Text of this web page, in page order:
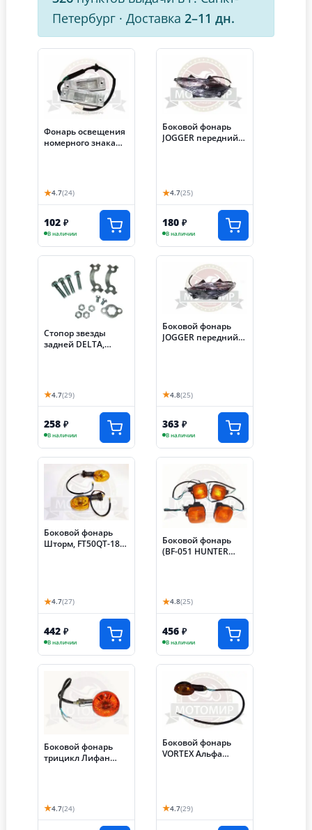
Петербург · Доставка 2–11 дн.
Фонарь освещения
номерного знака
★4.7(24)
102 ₽
В наличии
Боковой фонарь
JOGGER передний
★4.7(25)
180 ₽
В наличии
Стопор звезды
задней DELTA,
звезды ведущ.)
★4.7(29)
258 ₽
В наличии
Боковой фонарь
JOGGER передний
★4.8(25)
363 ₽
В наличии
Боковой фонарь
Шторм, FT50QT-18
★4.7(27)
442 ₽
В наличии
Боковой фонарь
(BF-051 HUNTER
★4.8(25)
456 ₽
В наличии
Боковой фонарь
трицикл Лифан
★4.7(24)
Боковой фонарь
VORTEX Альфа
★4.7(29)